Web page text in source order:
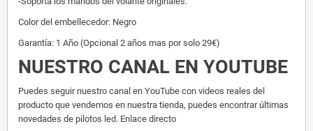
Color del embellecedor: Negro
Garantía: 1 Año (Opcional 2 años mas por solo 29€)
NUESTRO CANAL EN YOUTUBE
Puedes seguir nuestro canal en YouTube con videos reales del
producto que vendemos en nuestra tienda, puedes encontrar últimas
novedades de pilotos led. Enlace directo